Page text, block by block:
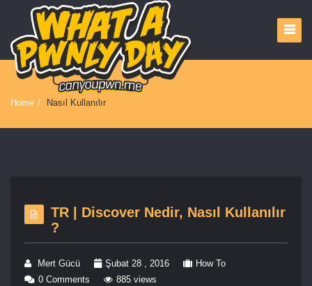
Home / Nasıl Kullanılır
TR | Discover Nedir, Nasıl Kullanılır
?
Mert Gücü Şubat 28 , 2016
How To
0 Comments
885 views